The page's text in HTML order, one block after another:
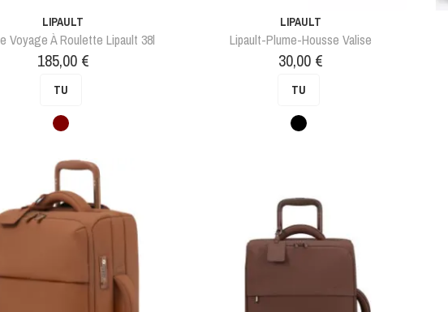
LIPAULT
Voyage À Roulette Lipault 38l
Prix
185,00 €
TU
Bordeaux
LIPAULT
Lipault-Plume-Housse Valise
Prix
30,00 €
TU
Noir